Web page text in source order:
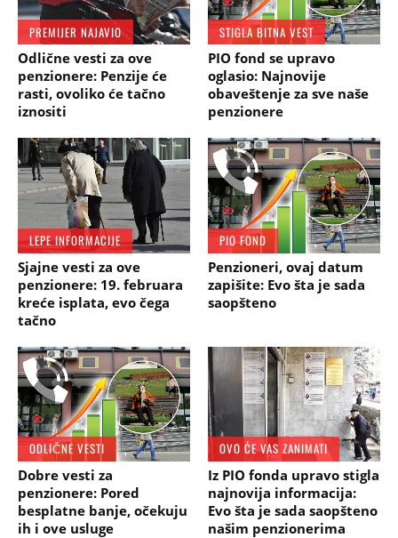
PREMIJER NAJAVIO
Odlične vesti za ove
penzionere: Penzije će
rasti, ovoliko će tačno
iznositi
STIGLA BITNA VEST
PIO fond se upravo
oglasio: Najnovije
obaveštenje za sve naše
penzionere
LEPE INFORMACIJE
Sjajne vesti za ove
penzionere: 19. februara
kreće isplata, evo čega
tačno
PIO FOND
Penzioneri, ovaj datum
zapišite: Evo šta je sada
saopšteno
ODLIČNE VESTI
Dobre vesti za
penzionere: Pored
besplatne banje, očekuju
ih i ove usluge
OVO ĆE VAS ZANIMATI
Iz PIO fonda upravo stigla
najnovija informacija:
Evo šta je sada saopšteno
našim penzionerima